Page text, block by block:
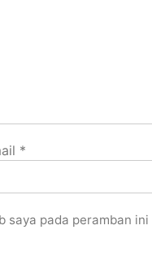
*
saya pada peramban